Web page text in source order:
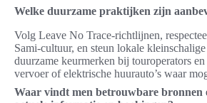
Welke duurzame praktijken zijn
Volg Leave No Trace-richtlijnen,
Sami-cultuur, en steun lokale
duurzame keurmerken bij touroperators
vervoer of elektrische huurauto’s waar
Waar vindt men betrouwbare bronnen